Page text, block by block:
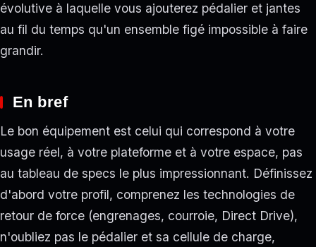
évolutive à laquelle vous ajouterez pédalier et jantes
au fil du temps qu'un ensemble figé impossible à faire
grandir.
En bref
Le bon équipement est celui qui correspond à votre
usage réel, à votre plateforme et à votre espace, pas
au tableau de specs le plus impressionnant. Définissez
d'abord votre profil, comprenez les technologies de
retour de force (engrenages, courroie, Direct Drive),
n'oubliez pas le pédalier et sa cellule de charge,